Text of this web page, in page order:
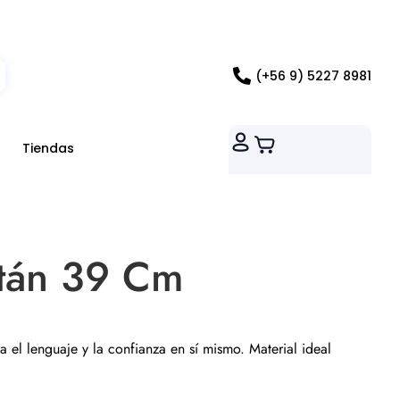
(+56 9) 5227 8981
Tiendas
39 Cm
el lenguaje y la confianza en sí mismo. Material ideal